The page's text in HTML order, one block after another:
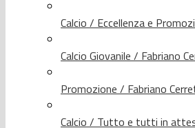
Calcio / Eccellenza e
Calcio Giovanile / Fabriano
Promozione / Fabriano
Calcio / Tutto e tutti in